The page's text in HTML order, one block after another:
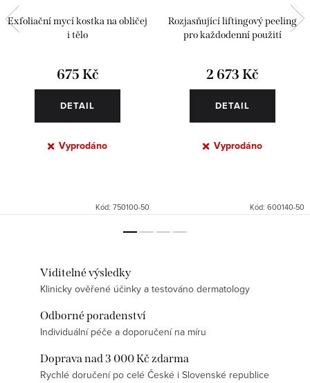
Exfoliační mycí kostka na obličej
i tělo
675 Kč
DETAIL
Vyprodáno
Kód: 750100-50
Rozjasňující liftingový peeling
pro každodenní použití
2 673 Kč
DETAIL
Vyprodáno
Kód: 600140-50
Viditelné výsledky
Klinicky ověřené účinky a testováno dermatology
Odborné poradenství
Individuální péče a doporučení na míru
Doprava nad 3 000 Kč zdarma
Rychlé doručení po celé České i Slovenské republice